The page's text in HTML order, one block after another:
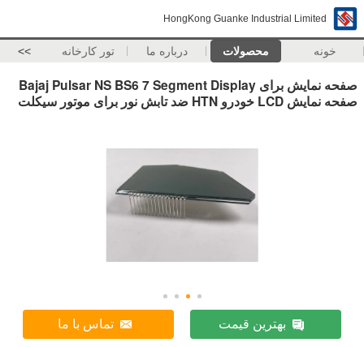
HongKong Guanke Industrial Limited
خونه محصولات درباره ما تور کارخانه >>
صفحه نمایش برای Bajaj Pulsar NS BS6 7 Segment Display
صفحه نمایش LCD خودرو HTN ضد تابش نور برای موتور سیکلت
بهترین قیمت تماس با ما